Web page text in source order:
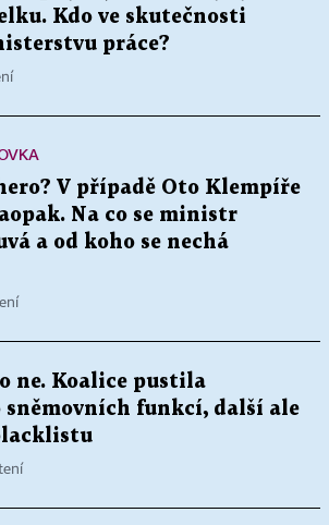
Kdo ve skutečnosti
práce?
V případě Oto Klempíře
Na co se ministr
a od koho se nechá
ne. Koalice pustila
funkcí, další ale